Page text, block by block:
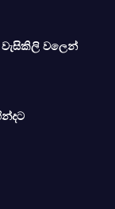
වලෙන්